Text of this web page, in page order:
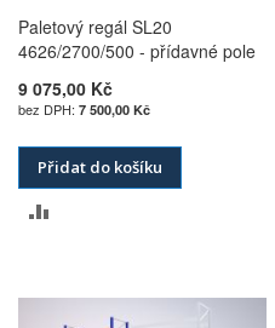
Paletový regál SL20
4626/2700/500 - přídavné pole
9 075,00 Kč
7 500,00 Kč
Přidat do košíku
POROVNÁNÍ